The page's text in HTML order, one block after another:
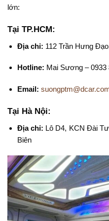
lớn:
Tại TP.HCM:
Địa chỉ: 112 Trần Hưng
Hotline: Mai Sương – 0933
Email:
Tại Hà Nội:
Địa chỉ: Lô D4, KCN Đài
Biên